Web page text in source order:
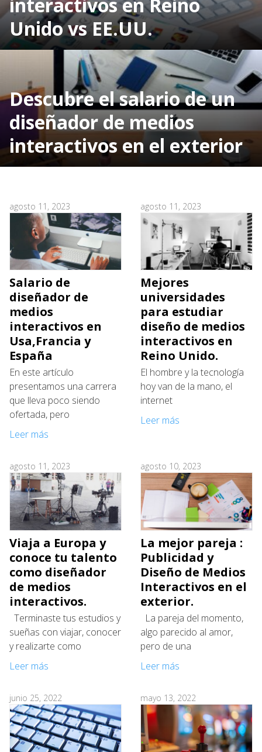
Unido vs EE.UU.
Descubre el salario de un
diseñador de medios
interactivos en el exterior
agosto 11, 2023
Salario de
diseñador de
medios
interactivos en
Usa,Francia y
España
En este artículo
presentamos una carrera
que lleva poco siendo
ofertada, pero
Leer más
agosto 11, 2023
Mejores
universidades
para estudiar
diseño de medios
interactivos en
Reino Unido.
El hombre y la tecnología
hoy van de la mano, el
internet
Leer más
agosto 11, 2023
Viaja a Europa y
conoce tu talento
como diseñador
de medios
interactivos.
Terminaste tus estudios y
sueñas con viajar, conocer
y realizarte como
Leer más
agosto 10, 2023
La mejor pareja :
Publicidad y
Diseño de Medios
Interactivos en el
exterior.
La pareja del momento,
algo parecido al amor,
pero de una
Leer más
junio 25, 2022 mayo 13, 2022